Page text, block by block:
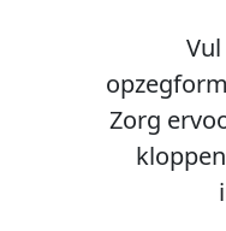
Zorg